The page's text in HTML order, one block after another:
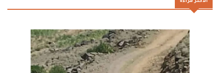
الاكثر قراءة